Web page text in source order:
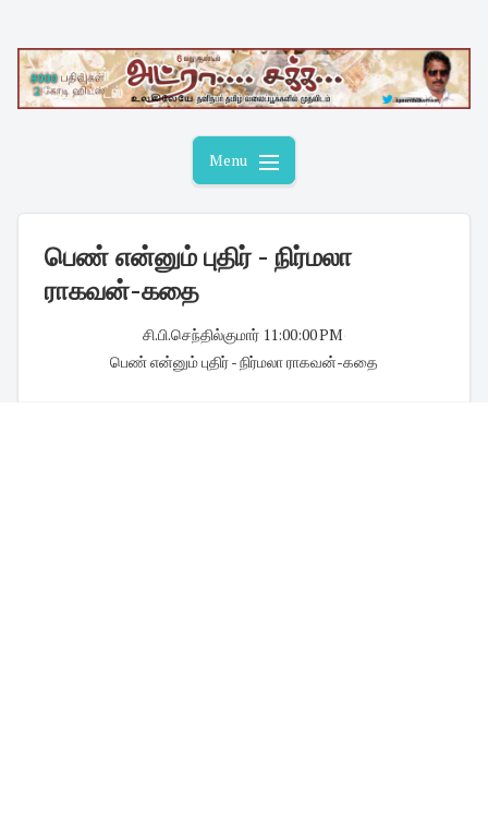
content
Menu
பெண் என்னும் புதிர் - நிர்மலா
ராகவன்-கதை
சி.பி.செந்தில்குமார்· 11:00:00 PM
பெண் என்னும் புதிர் - நிர்மலா ராகவன்-கதை